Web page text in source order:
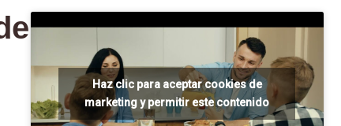
Haz clic para aceptar cookies de
marketing y permitir este contenido